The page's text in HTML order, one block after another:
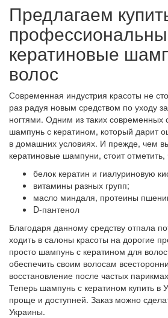
Предлагаем
кератиновые
волос
Современная индустрия красоты не
раз радуя новым средством по уходу
ногтями. Одним из таких современных
шампунь с кератином, который
в домашних условиях. И прежде, чем
кератиновые шампуни, стоит
белок кератин и гиалуриновую
витамины разных групп;
масло миндаля, протеины
D-пантенол
Благодаря данному средству отпала
ходить в салоны красоты на дорогие
просто шампунь с кератином для
обеспечить своим волосам
восстановление после частых
Теперь шампунь с кератином купить в
проще и доступней. Заказ можно
Украины.